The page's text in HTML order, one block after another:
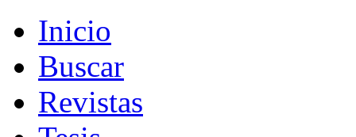
Inicio
Buscar
Revistas